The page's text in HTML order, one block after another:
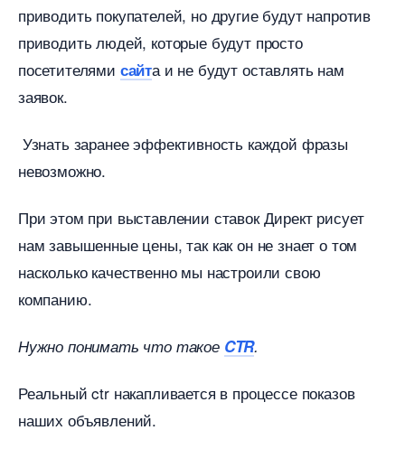
приводить покупателей, но другие будут напроти
приводить людей, которые будут просто
посетителями сайта и не будут оставлять нам
заявок.
Узнать заранее эффективность каждой фразы
невозможно.
При этом при выставлении ставок Директ рисует
нам завышенные цены, так как он не знает о том
насколько качественно мы настроили свою
компанию.
Нужно понимать что такое CTR.
Реальный ctr накапливается в процессе показо
наших объявлений.